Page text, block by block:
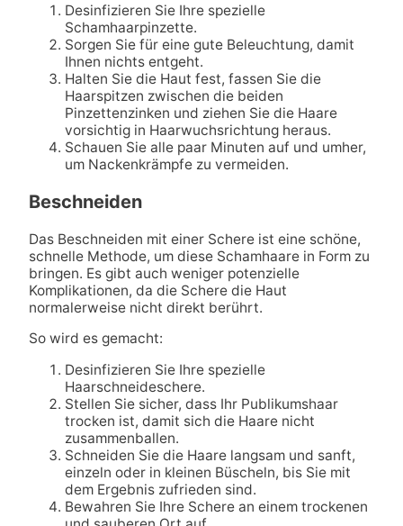
Desinfizieren Sie Ihre spezielle
Schamhaarpinzette.
Sorgen Sie für eine gute Beleuchtung, damit
Ihnen nichts entgeht.
Halten Sie die Haut fest, fassen Sie die
Haarspitzen zwischen die beiden
Pinzettenzinken und ziehen Sie die Haare
vorsichtig in Haarwuchsrichtung heraus.
Schauen Sie alle paar Minuten auf und umher,
um Nackenkrämpfe zu vermeiden.
Beschneiden
Das Beschneiden mit einer Schere ist eine schöne,
schnelle Methode, um diese Schamhaare in Form zu
bringen. Es gibt auch weniger potenzielle
Komplikationen, da die Schere die Haut
normalerweise nicht direkt berührt.
So wird es gemacht:
Desinfizieren Sie Ihre spezielle
Haarschneideschere.
Stellen Sie sicher, dass Ihr Publikumshaar
trocken ist, damit sich die Haare nicht
zusammenballen.
Schneiden Sie die Haare langsam und sanft,
einzeln oder in kleinen Büscheln, bis Sie mit
dem Ergebnis zufrieden sind.
Bewahren Sie Ihre Schere an einem trockenen